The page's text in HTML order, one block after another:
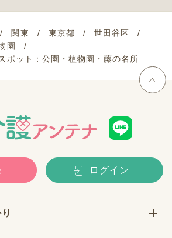
関東 東京都
世田谷区
園
ポット：公園・植物園・藤の名所
ログイン